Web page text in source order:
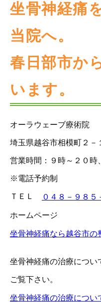
坐骨神経痛
当院へ。
春日部市か
います。
オーラウェーブ療術院
埼玉県越谷市相模町２－
営業時間：９時～２０時
※電話予約制
ＴＥＬ ０４８－９８５
ホームページ
坐骨神経痛なら越谷市の
坐骨神経痛の治療につい
ご覧下さい。
坐骨神経痛の治療につい